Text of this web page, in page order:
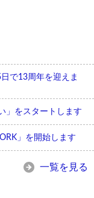
で13周年を迎えま
」をスタートします
」を開始します
一覧を見る